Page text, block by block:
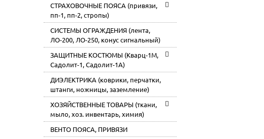
СТРАХОВОЧНЫЕ ПОЯСА (привязи,
пп-1, пп-2, стропы)
СИСТЕМЫ ОГРАЖДЕНИЯ (лента,
ЛО-200, ЛО-250, конус сигнальный)
ЗАЩИТНЫЕ КОСТЮМЫ (Кварц-1М,
Садолит-1, Садолит-1А)
ДИЭЛЕКТРИКА (коврики, перчатки,
штанги, ножницы, заземление)
ХОЗЯЙСТВЕННЫЕ ТОВАРЫ (ткани,
мыло, хоз. инвентарь, химия)
ВЕНТО ПОЯСА, ПРИВЯЗИ